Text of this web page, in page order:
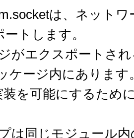
は、ネット
トします。
がエクスポートさ
ケージ内にあります
装を可能にするため
は同じモジュール